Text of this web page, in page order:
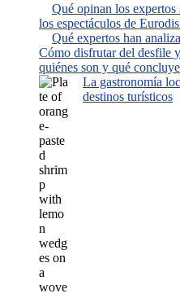
Qué opinan los
los espectáculos de
Qué expertos han
Cómo disfrutar del desfile
quiénes son y qué
La gastronomía
destinos turísticos